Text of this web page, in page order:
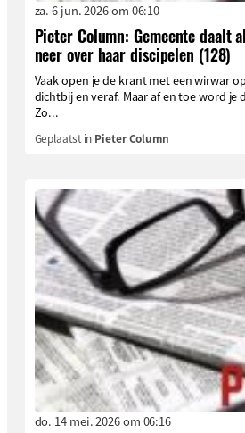
za. 6 jun. 2026 om 06:10
Pieter Column: Gemeente daalt
neer over haar discipelen (128)
Vaak open je de krant met een wirwar
dichtbij en veraf. Maar af en toe word je
Zo...
Geplaatst in Pieter Column
do. 14 mei. 2026 om 06:16